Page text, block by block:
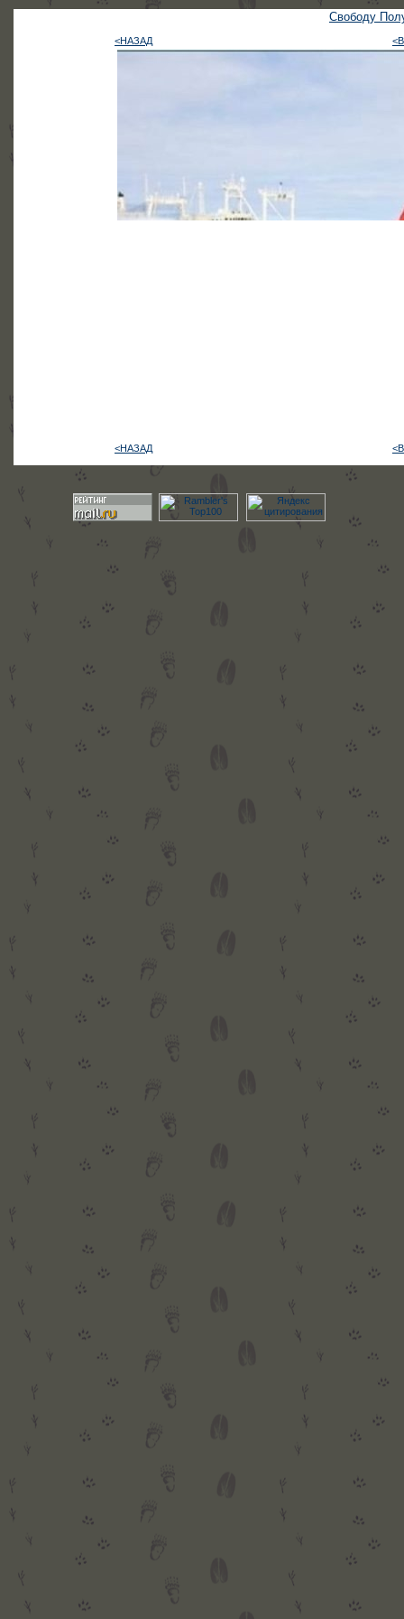
Свободу
<НАЗАД
<НАЗАД